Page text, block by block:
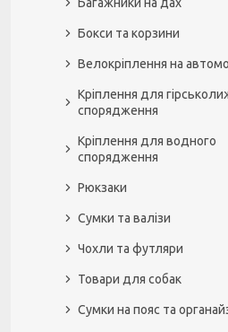
Бокси та корзини
Велокріплення на
Кріплення для
спорядження
Кріплення для водного
спорядження
Рюкзаки
Сумки та валізи
Чохли та футляри
Товари для собак
Сумки на пояс та